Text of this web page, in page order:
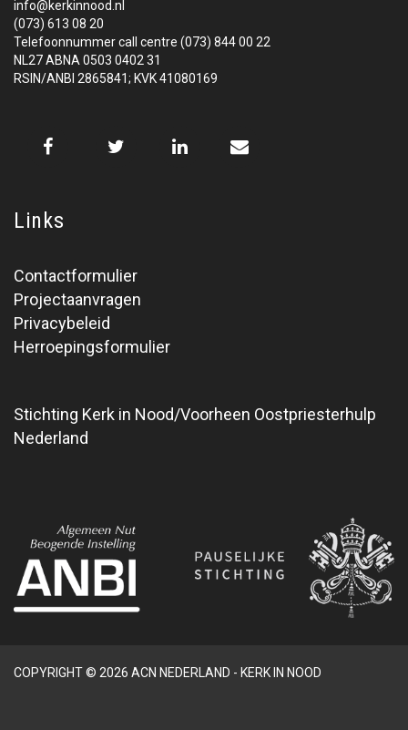
info@kerkinnood.nl
(073) 613 08 20
Telefoonnummer call centre (073) 844 00 22
NL27 ABNA 0503 0402 31
RSIN/ANBI 2865841; KVK 41080169
Links
Contactformulier
Projectaanvragen
Privacybeleid
Herroepingsformulier
Stichting Kerk in Nood/Voorheen Oostpriesterhulp
Nederland
COPYRIGHT © 2026 ACN NEDERLAND - KERK IN NOOD